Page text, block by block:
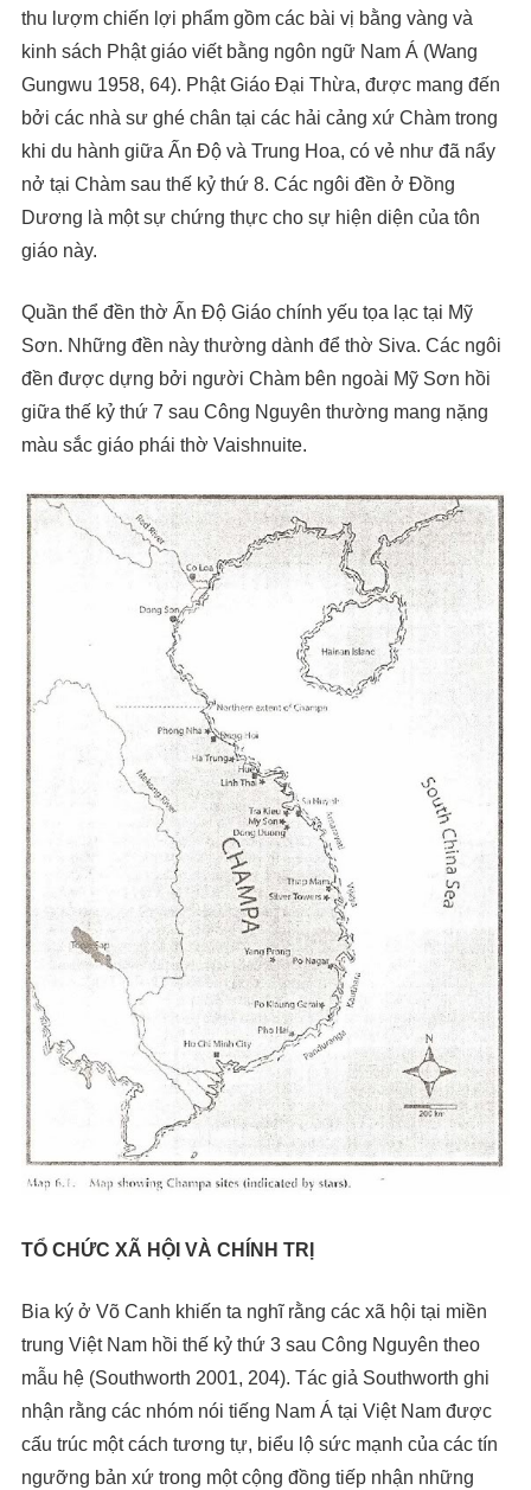
thu lượm chiến lợi phẩm gồm các bài vị bằng vàng và
kinh sách Phật giáo viết bằng ngôn ngữ Nam Á (Wang
Gungwu 1958, 64). Phật Giáo Đại Thừa, được mang đến
bởi các nhà sư ghé chân tại các hải cảng xứ Chàm trong
khi du hành giữa Ấn Độ và Trung Hoa, có vẻ như đã nẩy
nở tại Chàm sau thế kỷ thứ 8. Các ngôi đền ở Đồng
Dương là một sự chứng thực cho sự hiện diện của tôn
giáo này.
Quần thể đền thờ Ấn Độ Giáo chính yếu tọa lạc tại Mỹ
Sơn. Những đền này thường dành để thờ Siva. Các ngôi
đền được dựng bởi người Chàm bên ngoài Mỹ Sơn hồi
giữa thế kỷ thứ 7 sau Công Nguyên thường mang nặng
màu sắc giáo phái thờ Vaishnuite.
TỔ CHỨC XÃ HỘI VÀ CHÍNH TRỊ
Bia ký ở Võ Canh khiến ta nghĩ rằng các xã hội tại miền
trung Việt Nam hồi thế kỷ thứ 3 sau Công Nguyên theo
mẫu hệ (Southworth 2001, 204). Tác giả Southworth ghi
nhận rằng các nhóm nói tiếng Nam Á tại Việt Nam được
cấu trúc một cách tương tự, biểu lộ sức mạnh của các tín
ngưỡng bản xứ trong một cộng đồng tiếp nhận những